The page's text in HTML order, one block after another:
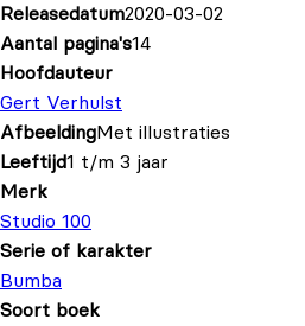
Releasedatum2020-03-02
Aantal pagina's14
Hoofdauteur
Gert Verhulst
AfbeeldingMet illustraties
Leeftijd1 t/m 3 jaar
Merk
Studio 100
Serie of karakter
Bumba
Soort boek